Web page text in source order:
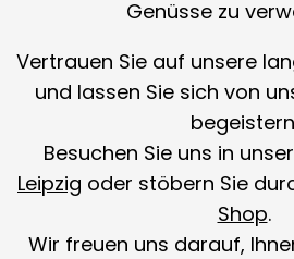
Genüsse zu
Vertrauen Sie auf unsere
und lassen Sie sich von
Besuchen Sie uns in
Leipzig oder stöbern Sie
Shop.
Wir freuen uns darauf,